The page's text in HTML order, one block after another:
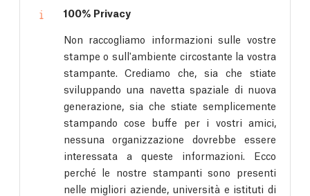
100% Privacy
Non raccogliamo informazioni sulle vostre
stampe o sull'ambiente circostante la vostra
stampante. Crediamo che, sia che stiate
sviluppando una navetta spaziale di nuova
generazione, sia che stiate semplicemente
stampando cose buffe per i vostri amici,
nessuna organizzazione dovrebbe essere
interessata a queste informazioni. Ecco
perché le nostre stampanti sono presenti
nelle migliori aziende, università e istituti di